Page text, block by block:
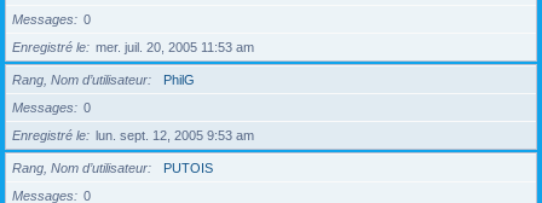
Messages
0
Enregistré le
mer. juil. 20, 2005 11:53 am
Rang, Nom d’utilisateur
PhilG
Messages
0
Enregistré le
lun. sept. 12, 2005 9:53 am
Rang, Nom d’utilisateur
PUTOIS
Messages
0